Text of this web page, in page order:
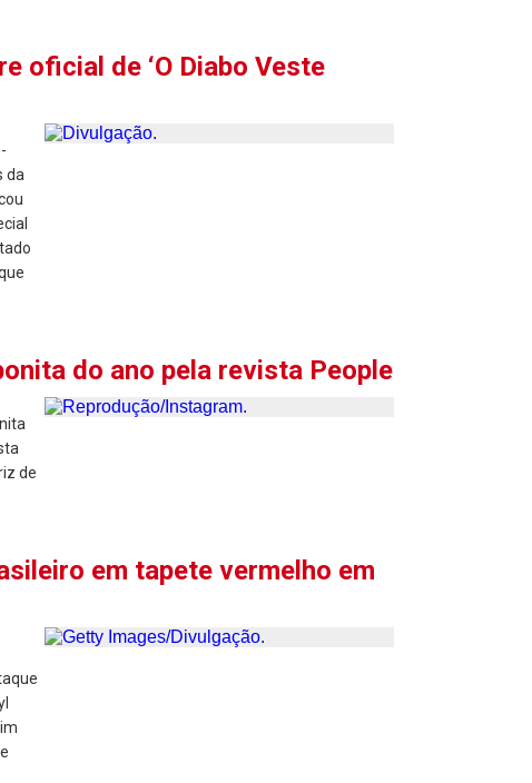
oficial de ‘O Diabo Veste
da
do ano pela revista People
de
em tapete vermelho em